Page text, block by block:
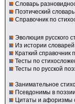
Словарь
Поэтический
Справочник по
Эволюция русского
Из истории
Краткий справочник
Тесты по
Тесты по русской
Занимательное
Псевдонимы в поэзии
Цитаты и афоризмы